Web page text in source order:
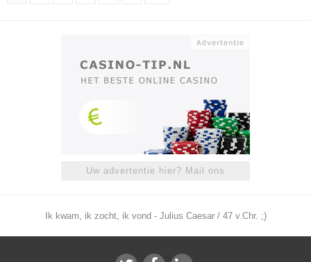
Uw advertentie hier? Mail ons
Ik kwam, ik zocht, ik vond - Julius Caesar / 47 v.Chr. ;)